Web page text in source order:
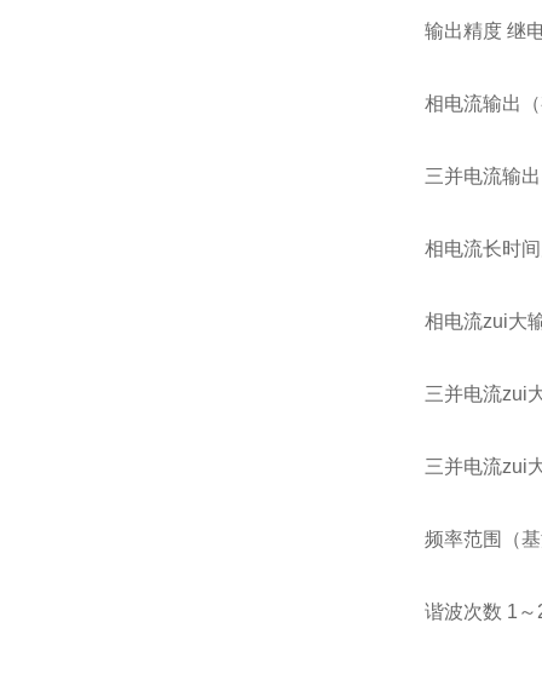
输出精度 继
相电流输出
三并电流输
相电流长时
相电流zui大
三并电流zui
三并电流zui
频率范围（
谐波次数 1～